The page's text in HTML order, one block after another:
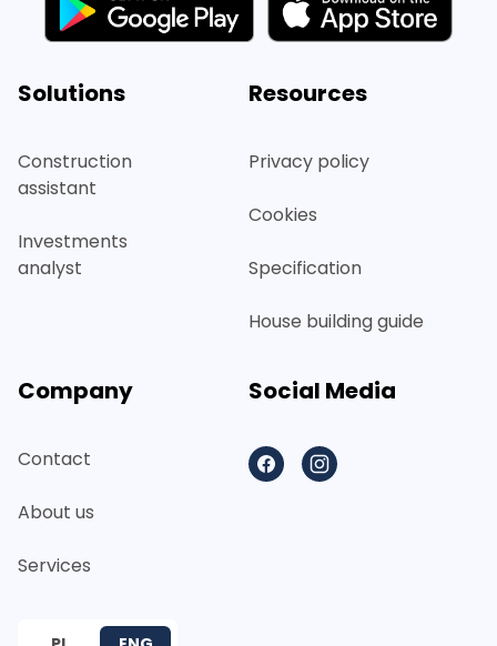
Solutions
Construction
assistant
Investments
analyst
Resources
Privacy policy
Cookies
Specification
House building guide
Company
Contact
About us
Services
Social Media